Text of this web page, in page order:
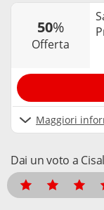
50%
offerta
Maggiori
Dai un voto a